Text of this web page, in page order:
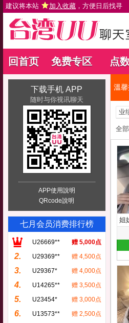
建议将本站 加入收藏 ，方便日后找寻
回首页 免费专区 点
下载手机 APP
随时与你视讯聊天
APP使用說明
QRcode說明
七月会员消费排行榜
U26669** 赠 5,000点
2. U29369** 赠 4,500点
3. U29367* 赠 4,000点
4. U14265** 赠 3,500点
5. U23454* 赠 3,000点
6. U13573** 赠 2,500点
溫
业
全
姐